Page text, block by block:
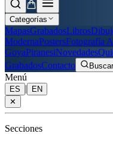
Categorías
MapasGrabadosLibros
ModernaPostersFotografía
GoyaPiranesiNovedades
GrabadosContacto Buscar
Menú
ES |
EN
✕
Secciones